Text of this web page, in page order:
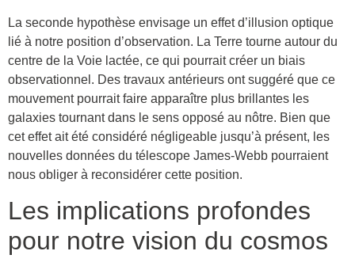
La seconde hypothèse envisage un effet d’illusion optique
lié à notre position d’observation. La Terre tourne autour du
centre de la Voie lactée, ce qui pourrait créer un biais
observationnel. Des travaux antérieurs ont suggéré que ce
mouvement pourrait faire apparaître plus brillantes les
galaxies tournant dans le sens opposé au nôtre. Bien que
cet effet ait été considéré négligeable jusqu’à présent, les
nouvelles données du télescope James-Webb pourraient
nous obliger à reconsidérer cette position.
Les implications profondes
pour notre vision du cosmos